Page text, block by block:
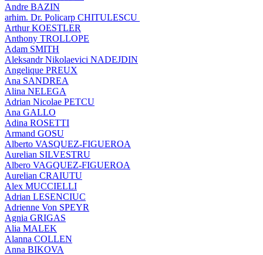
Andre BAZIN
arhim. Dr. Policarp CHITULESCU
Arthur KOESTLER
Anthony TROLLOPE
Adam SMITH
Aleksandr Nikolaevici NADEJDIN
Angelique PREUX
Ana SANDREA
Alina NELEGA
Adrian Nicolae PETCU
Ana GALLO
Adina ROSETTI
Armand GOSU
Alberto VASQUEZ-FIGUEROA
Aurelian SILVESTRU
Albero VAGQUEZ-FIGUEROA
Aurelian CRAIUTU
Alex MUCCIELLI
Adrian LESENCIUC
Adrienne Von SPEYR
Agnia GRIGAS
Alia MALEK
Alanna COLLEN
Anna BIKOVA